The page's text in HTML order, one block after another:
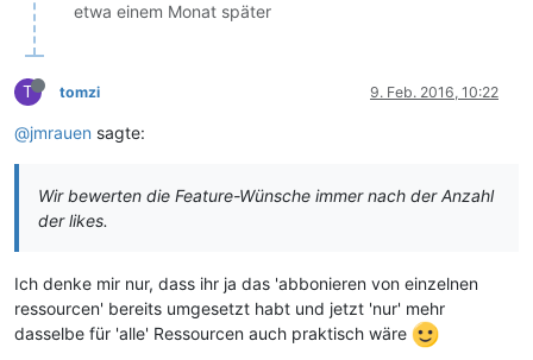
etwa einem Monat später
T tomzi 9. Feb. 2016, 10:22
@jmrauen sagte:
Wir bewerten die Feature-Wünsche immer nach der Anzahl
der likes.
Ich denke mir nur, dass ihr ja das 'abbonieren von einzelnen
ressourcen' bereits umgesetzt habt und jetzt 'nur' mehr
dasselbe für 'alle' Ressourcen auch praktisch wäre